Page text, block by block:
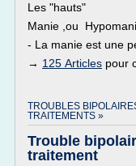
Les "hauts"
Manie ,ou
- La manie est une
→ 125 Articles pour
TROUBLES
TRAITEMENTS »
Trouble
traitement